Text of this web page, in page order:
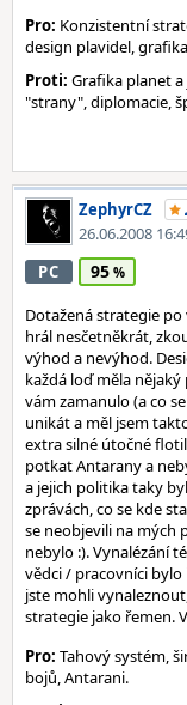
Pro: Konzistentní
design plavidel,
Proti: Grafika planet
"strany", diplomacie,
ZephyrCZ
26.06.2008
PC 95
Dotažená strategie
hrál nesčetněkrát,
výhod a nevýhod.
každá loď měla
vám zamanulo (a co
unikát a měl jsem
extra silné útočné
potkat Antarany a
a jejich politika taky
zprávách, co se kde
se neobjevili na mých
nebylo :). Vynalézání
vědci / pracovníci bylo
jste mohli
strategie jako řemen.
Pro: Tahový systém,
bojů, Antarani.